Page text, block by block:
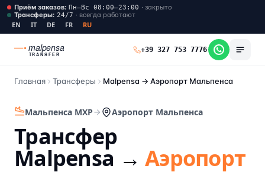
Приём заказов: Пн–Вс 08:00–23:00 · закрыто
Трансферы: 24/7 · всегда работают
EN IT DE FR RU
malpensa
TRANSFER
+39 327 753 7776
Главная Трансферы Malpensa → Аэропорт Мальпенса
Мальпенса MXP Аэропорт Мальпенса
Трансфер
Malpensa →Аэропорт